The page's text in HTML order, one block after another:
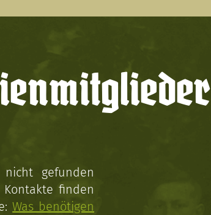
gefunden
finden
Was benötigen